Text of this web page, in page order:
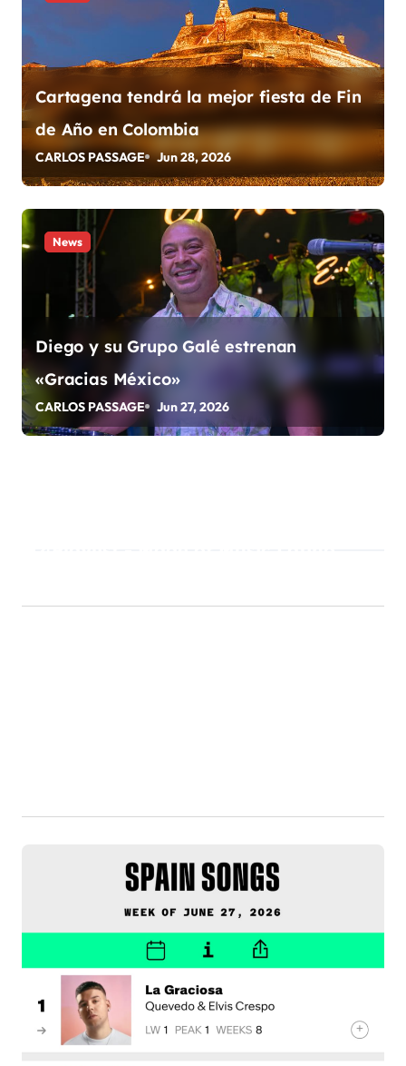
n
t
r
a
d
a
Cartagena tendrá la mejor fiesta de Fin
de Año en Colombia
CARLOS PASSAGE Jun 28, 2026
News
Diego y su Grupo Galé estrenan
«Gracias México»
CARLOS PASSAGE Jun 27, 2026